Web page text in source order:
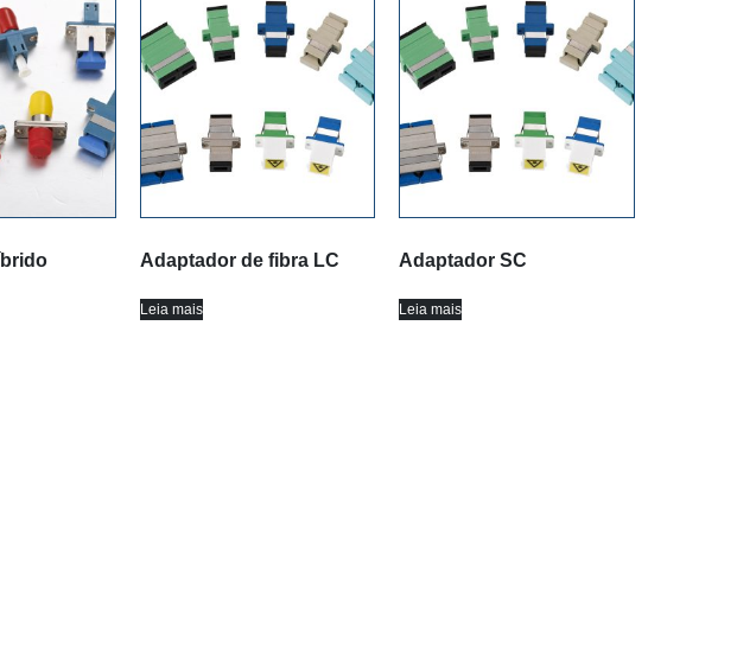
Adaptador de fibra LC
Leia mais
Adaptador SC
Leia mais